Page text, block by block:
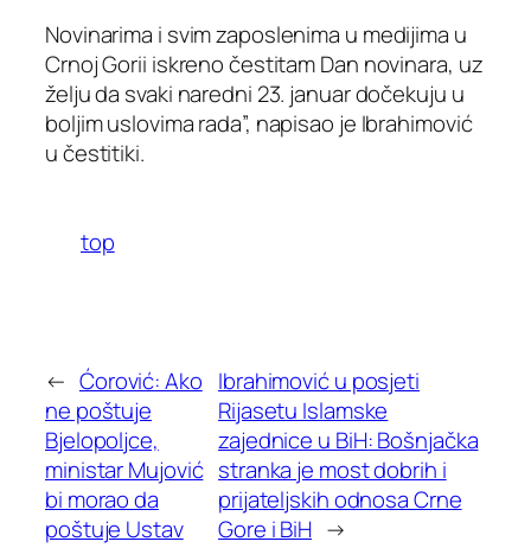
Novinarima i svim zaposlenima u medijima u
Crnoj Gorii iskreno čestitam Dan novinara, uz
želju da svaki naredni 23. januar dočekuju u
boljim uslovima rada”, napisao je Ibrahimović
u čestitiki.
top
← Ćorović: Ako
ne poštuje
Bjelopoljce,
ministar Mujović
bi morao da
poštuje Ustav
Ibrahimović u posjeti
Rijasetu Islamske
zajednice u BiH: Bošnjačka
stranka je most dobrih i
prijateljskih odnosa Crne
Gore i BiH →